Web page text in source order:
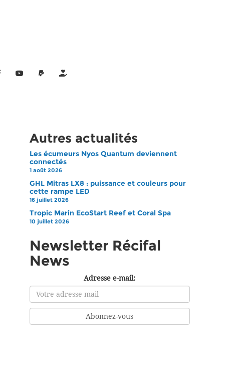
Autres actualités
Les écumeurs Nyos Quantum deviennent
connectés
1 août 2026
GHL Mitras LX8 : puissance et couleurs pour
cette rampe LED
16 juillet 2026
Tropic Marin EcoStart Reef et Coral Spa
10 juillet 2026
Newsletter Récifal
News
Adresse e-mail: